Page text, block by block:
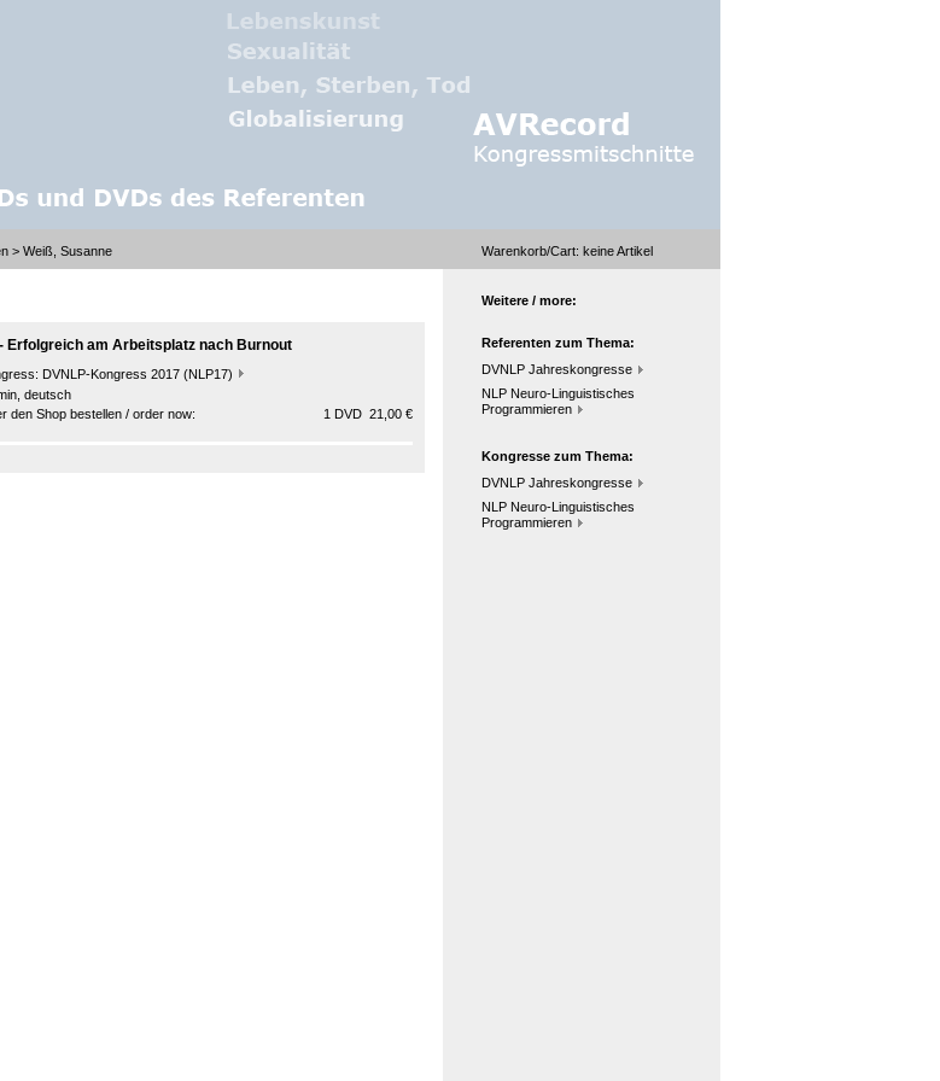
> Weiß, Susanne Warenkorb/Cart: keineArtikel
Erfolgreich am Arbeitsplatz nach Burnout
DVNLP-Kongress 2017 (NLP17)
deutsch
den Shop bestellen / order now:
1 DVD 21,00 €
Weitere / more:
Referenten zum Thema:
DVNLP Jahreskongresse
NLP Neuro-Linguistisches
Programmieren
Kongresse zum Thema:
DVNLP Jahreskongresse
NLP Neuro-Linguistisches
Programmieren